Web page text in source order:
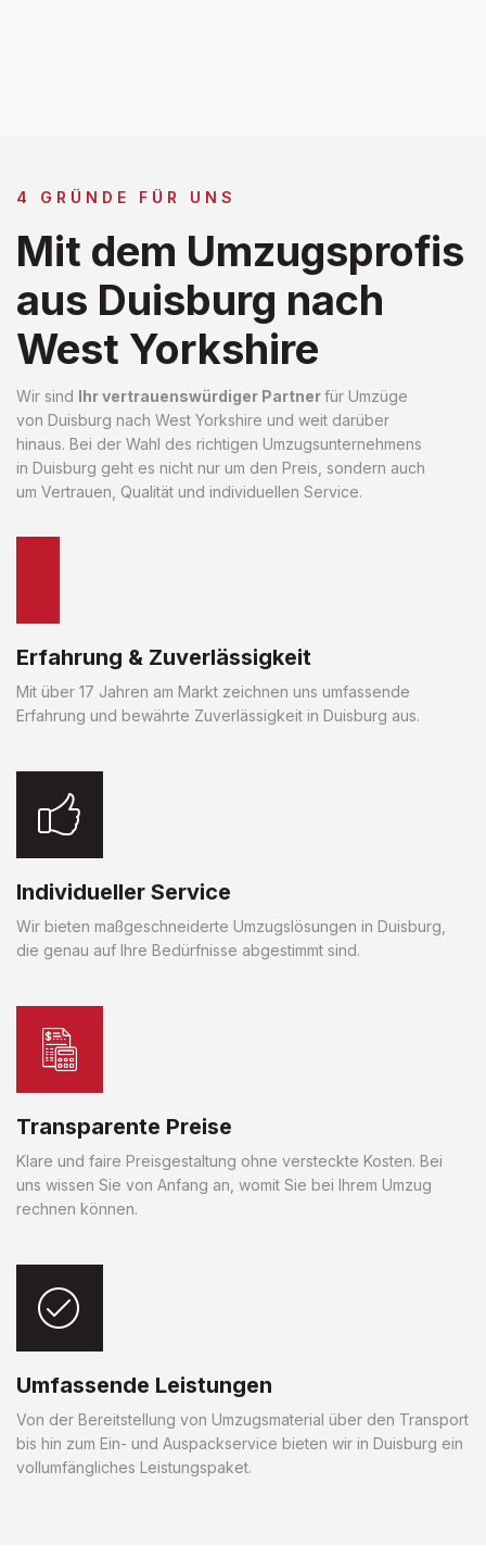
4 GRÜNDE FÜR UNS
Mit dem Umzugsprofis
aus Duisburg nach
West Yorkshire
Wir sind Ihr vertrauenswürdiger Partnerfür Umzüge
von Duisburg nach West Yorkshire und weit darüber
hinaus. Bei der Wahl des richtigen Umzugsunternehmens
in Duisburg geht es nicht nur um den Preis, sondern auch
um Vertrauen, Qualität und individuellen Service.
Erfahrung & Zuverlässigkeit
Mit über 17 Jahren am Markt zeichnen uns umfassende
Erfahrung und bewährte Zuverlässigkeit in Duisburg aus.
Individueller Service
Wir bieten maßgeschneiderte Umzugslösungen in Duisburg,
die genau auf Ihre Bedürfnisse abgestimmt sind.
Transparente Preise
Klare und faire Preisgestaltung ohne versteckte Kosten. Bei
uns wissen Sie von Anfang an, womit Sie bei Ihrem Umzug
rechnen können.
Umfassende Leistungen
Von der Bereitstellung von Umzugsmaterial über den Transport
bis hin zum Ein- und Auspackservice bieten wir in Duisburg ein
vollumfängliches Leistungspaket.